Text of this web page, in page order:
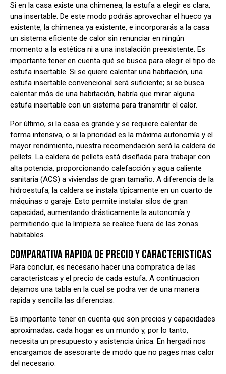
Si en la casa existe una chimenea, la estufa a elegir es clara,
una insertable. De este modo podrás aprovechar el hueco ya
existente, la chimenea ya existente, e incorporarás a la casa
un sistema eficiente de calor sin renunciar en ningún
momento a la estética ni a una instalación preexistente. Es
importante tener en cuenta qué se busca para elegir el tipo de
estufa insertable. Si se quiere calentar una habitación, una
estufa insertable convencional será suficiente; si se busca
calentar más de una habitación, habría que mirar alguna
estufa insertable con un sistema para transmitir el calor.
Por último, si la casa es grande y se requiere calentar de
forma intensiva, o si la prioridad es la máxima autonomía y el
mayor rendimiento, nuestra recomendación será la caldera de
pellets. La caldera de pellets está diseñada para trabajar con
alta potencia, proporcionando calefacción y agua caliente
sanitaria (ACS) a viviendas de gran tamaño. A diferencia de la
hidroestufa, la caldera se instala típicamente en un cuarto de
máquinas o garaje. Esto permite instalar silos de gran
capacidad, aumentando drásticamente la autonomía y
permitiendo que la limpieza se realice fuera de las zonas
habitables.
COMPARATIVA RAPIDA DE PRECIO Y CARACTERISTICAS
Para concluir, es necesario hacer una compratica de las
caracteristcas y el precio de cada estufa. A continuacion
dejamos una tabla en la cual se podra ver de una manera
rapida y sencilla las diferencias.
Es importante tener en cuenta que son precios y capacidades
aproximadas; cada hogar es un mundo y, por lo tanto,
necesita un presupuesto y asistencia única. En hergadi nos
encargamos de asesorarte de modo que no pages mas calor
del necesario.